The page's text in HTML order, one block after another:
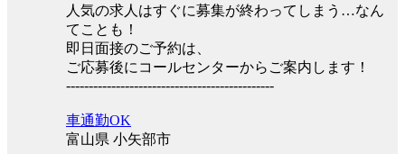
人気の求人はすぐに募集が終わってしまう…なん
てことも！
即日面接のご予約は、
ご応募後にコールセンターからご案内します！
----------------------------------------------
車通勤OK
富山県 小矢部市